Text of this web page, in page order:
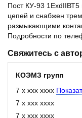
Пост КУ-93 1ЕхdIIВТ5
цепей и снабжен
размыкающими
Подробности по
Свяжитесь с
КОЭМЗ групп
7 x xxx xxxx
7 x xxx xxxx
7 x xxx xxxx